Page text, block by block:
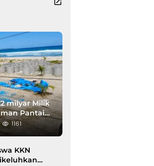
milyar Milik
Pantai
1161
KKN